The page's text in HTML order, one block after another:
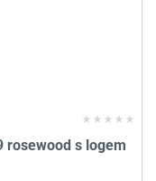
rosewood s logem